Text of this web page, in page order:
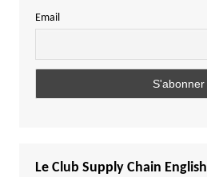
Email
Le Club Supply Chain English